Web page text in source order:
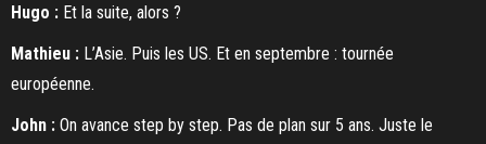
Hugo : Et la suite, alors ?
Mathieu : L’Asie. Puis les US. Et en septembre : tournée
européenne.
John : On avance step by step. Pas de plan sur 5 ans. Juste le